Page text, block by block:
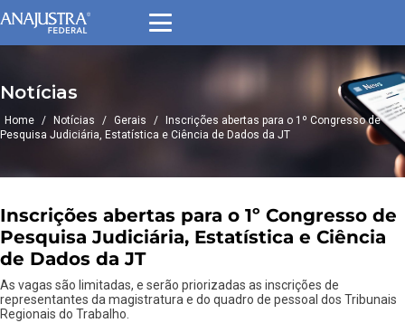
Notícias
Home / Notícias / Gerais /
Inscrições abertas para o 1º Congresso de
Pesquisa Judiciária, Estatística e Ciência de Dados da JT
Inscrições abertas para o 1º Congresso de
Pesquisa Judiciária, Estatística e Ciência
de Dados da JT
As vagas são limitadas, e serão priorizadas as inscrições de
representantes da magistratura e do quadro de pessoal dos Tribunais
Regionais do Trabalho.